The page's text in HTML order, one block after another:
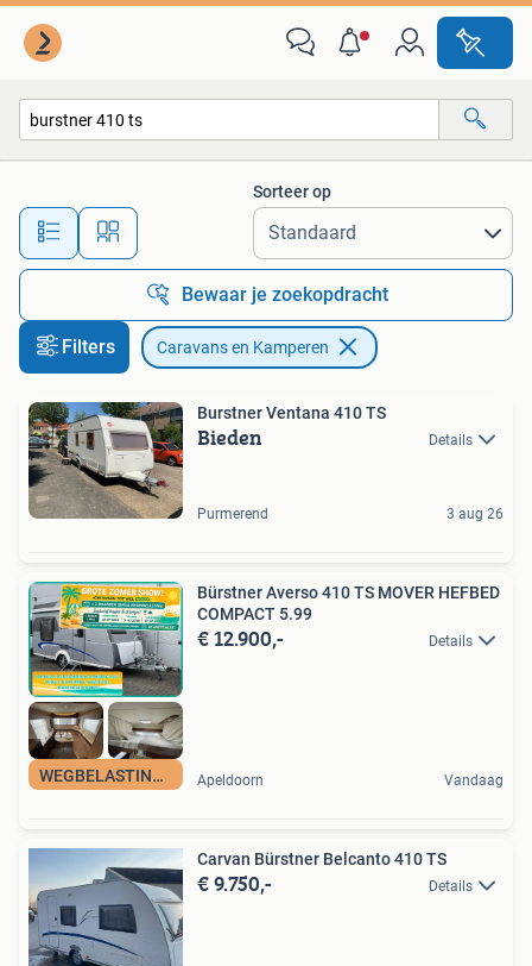
Alle afstanden…
Sorteer op
Bewaar je zoekopdracht
Filters Caravans en Kamperen
Burstner Ventana 410 TS
Bieden Details
Purmerend 3 aug 26
WEGBELASTINGVRIJ
Bürstner Averso 410 TS MOVER HEFBED
COMPACT 5.99
€ 12.900,- Details
Apeldoorn Vandaag
Carvan Bürstner Belcanto 410 TS
€ 9.750,- Details